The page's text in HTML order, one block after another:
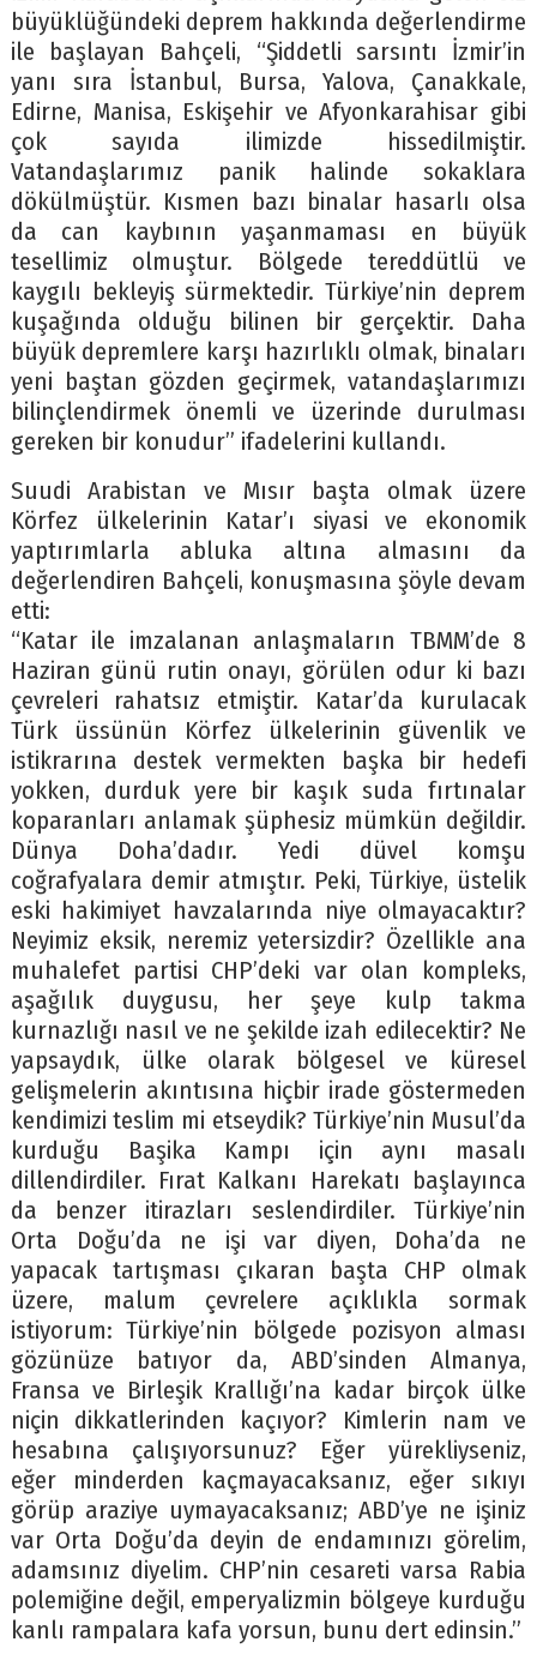
büyüklüğündeki deprem hakkında değerlendirme
ile başlayan Bahçeli, “Şiddetli sarsıntı İzmir’in
yanı sıra İstanbul, Bursa, Yalova, Çanakkale,
Edirne, Manisa, Eskişehir ve Afyonkarahisar gibi
çok sayıda ilimizde hissedilmiştir.
Vatandaşlarımız panik halinde sokaklara
dökülmüştür. Kısmen bazı binalar hasarlı olsa
da can kaybının yaşanmaması en büyük
tesellimiz olmuştur. Bölgede tereddütlü ve
kaygılı bekleyiş sürmektedir. Türkiye’nin deprem
kuşağında olduğu bilinen bir gerçektir. Daha
büyük depremlere karşı hazırlıklı olmak, binaları
yeni baştan gözden geçirmek, vatandaşlarımızı
bilinçlendirmek önemli ve üzerinde durulması
gereken bir konudur” ifadelerini kullandı.
Suudi Arabistan ve Mısır başta olmak üzere
Körfez ülkelerinin Katar’ı siyasi ve ekonomik
yaptırımlarla abluka altına almasını da
değerlendiren Bahçeli, konuşmasına şöyle devam
etti:
“Katar ile imzalanan anlaşmaların TBMM’de 8
Haziran günü rutin onayı, görülen odur ki bazı
çevreleri rahatsız etmiştir. Katar’da kurulacak
Türk üssünün Körfez ülkelerinin güvenlik ve
istikrarına destek vermekten başka bir hedefi
yokken, durduk yere bir kaşık suda fırtınalar
koparanları anlamak şüphesiz mümkün değildir.
Dünya Doha’dadır. Yedi düvel komşu
coğrafyalara demir atmıştır. Peki, Türkiye, üstelik
eski hakimiyet havzalarında niye olmayacaktır?
Neyimiz eksik, neremiz yetersizdir? Özellikle ana
muhalefet partisi CHP’deki var olan kompleks,
aşağılık duygusu, her şeye kulp takma
kurnazlığı nasıl ve ne şekilde izah edilecektir? Ne
yapsaydık, ülke olarak bölgesel ve küresel
gelişmelerin akıntısına hiçbir irade göstermeden
kendimizi teslim mi etseydik? Türkiye’nin Musul’da
kurduğu Başika Kampı için aynı masalı
dillendirdiler. Fırat Kalkanı Harekatı başlayınca
da benzer itirazları seslendirdiler. Türkiye’nin
Orta Doğu’da ne işi var diyen, Doha’da ne
yapacak tartışması çıkaran başta CHP olmak
üzere, malum çevrelere açıklıkla sormak
istiyorum: Türkiye’nin bölgede pozisyon alması
gözünüze batıyor da, ABD’sinden Almanya,
Fransa ve Birleşik Krallığı’na kadar birçok ülke
niçin dikkatlerinden kaçıyor? Kimlerin nam ve
hesabına çalışıyorsunuz? Eğer yürekliyseniz,
eğer minderden kaçmayacaksanız, eğer sıkıyı
görüp araziye uymayacaksanız; ABD’ye ne işiniz
var Orta Doğu’da deyin de endamınızı görelim,
adamsınız diyelim. CHP’nin cesareti varsa Rabia
polemiğine değil, emperyalizmin bölgeye kurduğu
kanlı rampalara kafa yorsun, bunu dert edinsin.”